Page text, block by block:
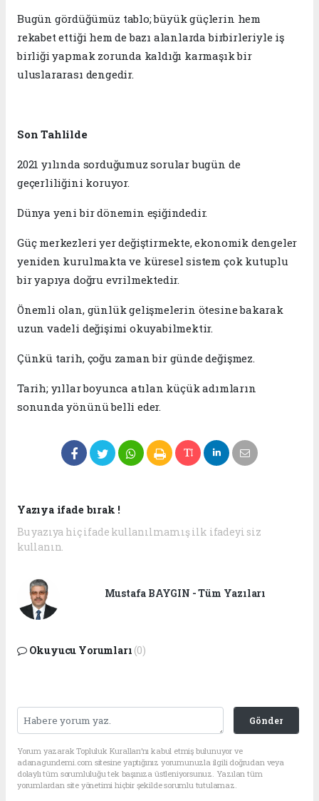
Bugün gördüğümüz tablo; büyük güçlerin hem
rekabet ettiği hem de bazı alanlarda birbirleriyle iş
birliği yapmak zorunda kaldığı karmaşık bir
uluslararası dengedir.
Son Tahlilde
2021 yılında sorduğumuz sorular bugün de
geçerliliğini koruyor.
Dünya yeni bir dönemin eşiğindedir.
Güç merkezleri yer değiştirmekte, ekonomik dengeler
yeniden kurulmakta ve küresel sistem çok kutuplu
bir yapıya doğru evrilmektedir.
Önemli olan, günlük gelişmelerin ötesine bakarak
uzun vadeli değişimi okuyabilmektir.
Çünkü tarih, çoğu zaman bir günde değişmez.
Tarih; yıllar boyunca atılan küçük adımların
sonunda yönünü belli eder.
Yazıya ifade bırak !
Bu yazıya hiç ifade kullanılmamış ilk ifadeyi siz
kullanın.
Mustafa BAYGIN - Tüm Yazıları
Okuyucu Yorumları (0)
Gönder
Yorum yazarak Topluluk Kuralları’nı kabul etmiş bulunuyor ve
adanagundemi.com sitesine yaptığınız yorumunuzla ilgili doğrudan veya
dolaylı tüm sorumluluğu tek başınıza üstleniyorsunuz. Yazılan tüm
yorumlardan site yönetimi hiçbir şekilde sorumlu tutulamaz.